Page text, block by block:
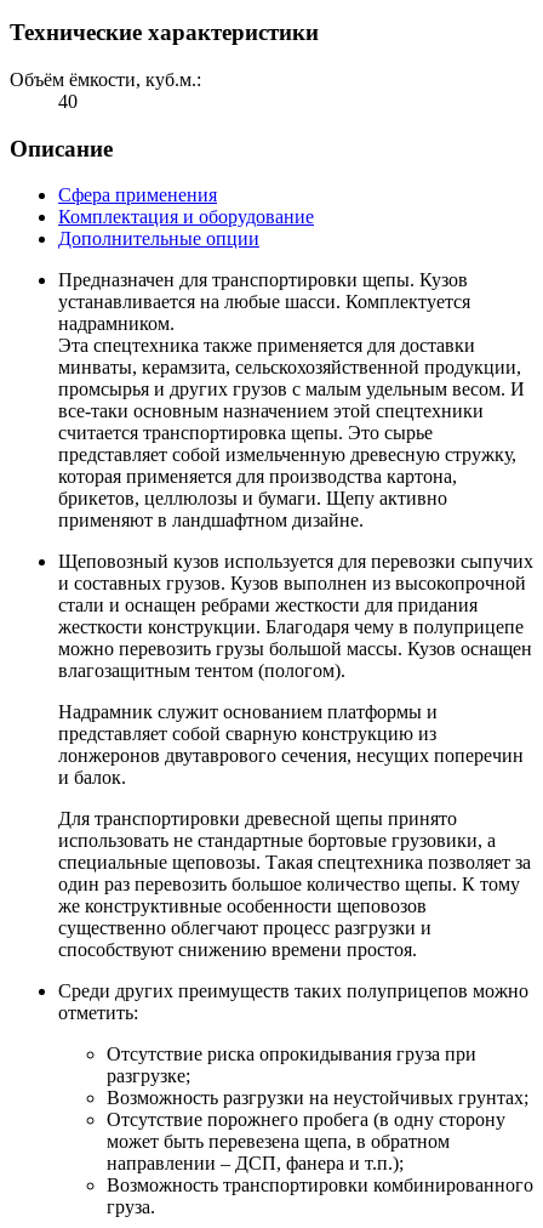
Технические характеристики
Объём ёмкости, куб.м.:
40
Описание
Сфера применения
Комплектация и оборудование
Дополнительные опции
Предназначен для транспортировки щепы. Кузов
устанавливается на любые шасси. Комплектуется
надрамником.
Эта спецтехника также применяется для доставки
минваты, керамзита, сельскохозяйственной продукции,
промсырья и других грузов с малым удельным весом. И
все-таки основным назначением этой спецтехники
считается транспортировка щепы. Это сырье
представляет собой измельченную древесную стружку,
которая применяется для производства картона,
брикетов, целлюлозы и бумаги. Щепу активно
применяют в ландшафтном дизайне.
Щеповозный кузов используется для перевозки сыпучих
и составных грузов. Кузов выполнен из высокопрочной
стали и оснащен ребрами жесткости для придания
жесткости конструкции. Благодаря чему в полуприцепе
можно перевозить грузы большой массы. Кузов оснащен
влагозащитным тентом (пологом).
Надрамник служит основанием платформы и
представляет собой сварную конструкцию из
лонжеронов двутаврового сечения, несущих поперечин
и балок.
Для транспортировки древесной щепы принято
использовать не стандартные бортовые грузовики, а
специальные щеповозы. Такая спецтехника позволяет за
один раз перевозить большое количество щепы. К тому
же конструктивные особенности щеповозов
существенно облегчают процесс разгрузки и
способствуют снижению времени простоя.
Среди других преимуществ таких полуприцепов можно
отметить:
Отсутствие риска опрокидывания груза при
разгрузке;
Возможность разгрузки на неустойчивых грунтах;
Отсутствие порожнего пробега (в одну сторону
может быть перевезена щепа, в обратном
направлении – ДСП, фанера и т.п.);
Возможность транспортировки комбинированного
груза.